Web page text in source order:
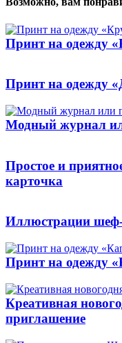
Принт на одежду
Принт на одежду
Модный журнал
Простое и
карточка
Иллюстрации
Принт на одежду
Креативная
приглашение